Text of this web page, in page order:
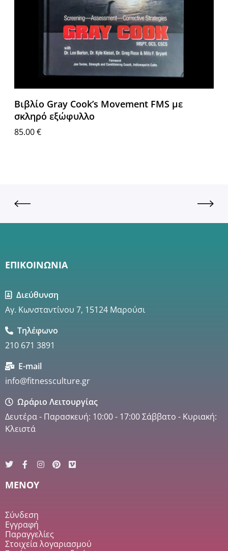
Βιβλίο Gray Cook’s Movement FMS με
σκληρό εξώφυλλο
85.00€
ΕΠΙΚΟΙΝΩΝΙΑ
Διεύθυνση
Αγ. Κωνσταντίνου 7, 15124 Μαρούσι
Τηλέφωνο
210 671 3891
E-mail
info@fitnessculture.gr
Ωράριο Λειτουργίας
Δευτέρα - Παρασκευή: 10:00 - 17:00 Σάββατο - Κυριακή:
Κλειστά
MENOY
Σύνδεση
Εγγραφή
Παραγγελίες
Στοιχεία λογαριασμού